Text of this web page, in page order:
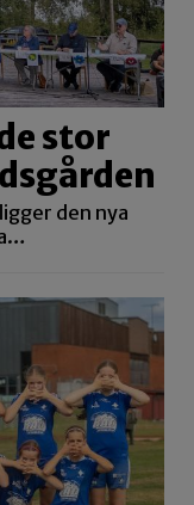
stor
den nya